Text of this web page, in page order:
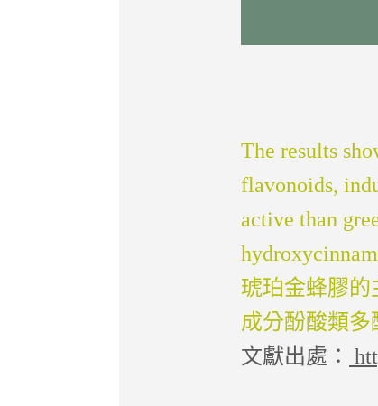
The results
flavonoids,
active than
琥珀金蜂膠的
成分酚酸類多
文獻出處：